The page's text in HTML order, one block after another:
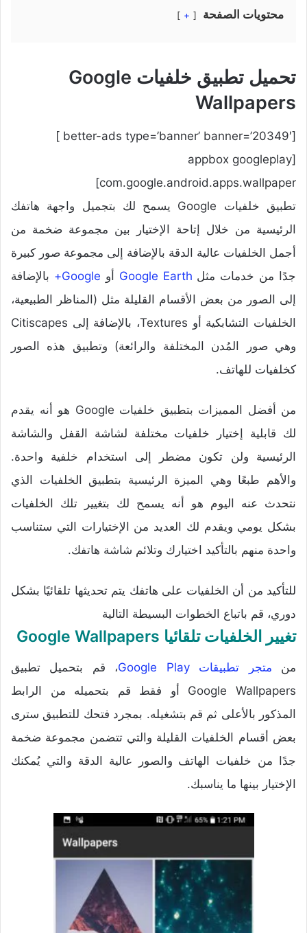
محتويات الصفحة +
تحميل تطبيق خلفيات Google
Wallpapers
[better-ads type=’banner’ banner=’20349′ ]
[appbox googleplay
com.google.android.apps.wallpaper]
تطبيق خلفيات Google يسمح لك بتجميل واجهة هاتفك
الرئيسية من خلال إتاحة الإختيار بين مجموعة ضخمة من
أجمل الخلفيات عالية الدقة بالإضافة إلى مجموعة صور كبيرة
جدًا من خدمات مثل Google Earth أو Google+
بالإضافة
إلى الصور من بعض الأقسام القليلة مثل (المناظر الطبيعية،
الخلفيات التشابكية أو Textures، بالإضافة إلى Citiscapes
وهي صور المُدن المختلفة والرائعة) وتطبيق هذه الصور
كخلفيات للهاتف.
من أفضل المميزات بتطبيق خلفيات Google هو أنه يقدم
لك قابلية إختيار خلفيات مختلفة لشاشة القفل والشاشة
الرئيسية ولن تكون مضطر إلى استخدام خلفية واحدة.
والأهم طبعًا وهي الميزة الرئيسية بتطبيق الخلفيات الذي
نتحدث عنه اليوم هو أنه يسمح لك بتغيير تلك الخلفيات
بشكل يومي ويقدم لك العديد من الإختيارات التي ستناسب
واحدة منهم بالتأكيد اختيارك وتلائم شاشة هاتفك.
للتأكيد من أن الخلفيات على هاتفك يتم تحديثها تلقائيًا بشكل
دوري، قم باتباع الخطوات البسيطة التالية
تغيير الخلفيات تلقائيا Google Wallpapers
من متجر تطبيقات Google Play
، قم بتحميل تطبيق
Google Wallpapers أو فقط قم بتحميله من الرابط
المذكور بالأعلى ثم قم بتشغيله. بمجرد فتحك للتطبيق سترى
بعض أقسام الخلفيات القليلة والتي تتضمن مجموعة ضخمة
جدًا من خلفيات الهاتف والصور عالية الدقة والتي يُمكنك
الإختيار بينها ما يناسبك.